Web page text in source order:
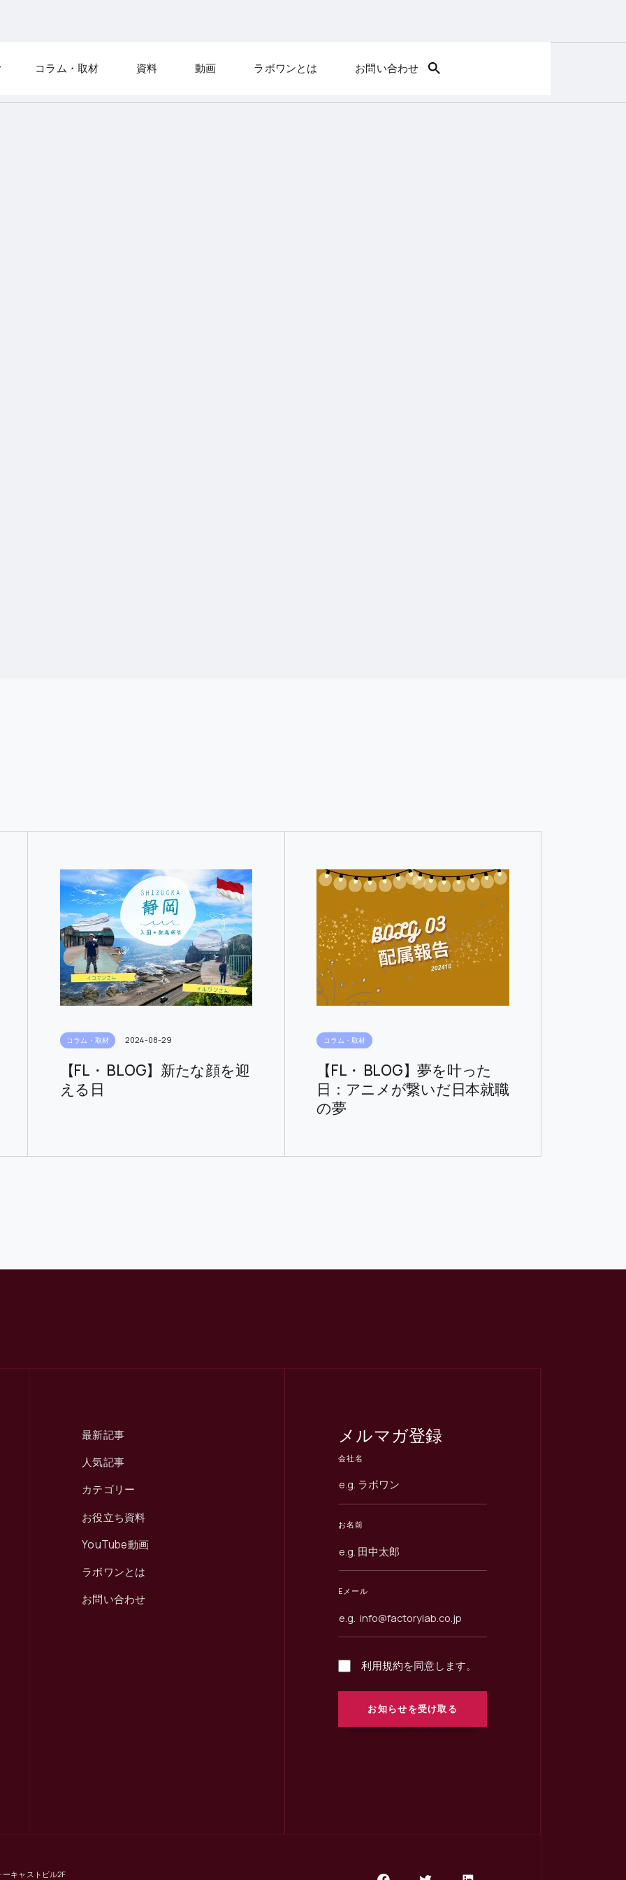
コラム・取材 資料 動画 ラボワンとは お問い合わせ
コラム・取材 2024-08-29
【FL・ BLOG】新たな顔を迎
える日
コラム・取材
【FL・ BLOG】夢を叶った
日：アニメが繋いだ日本就職
の夢
最新記事
人気記事
カテゴリー
お役立ち資料
YouTube動画
ラボワンとは
お問い合わせ
メルマガ登録
会社名
お名前
Eメール
利用規約を同意します。
キャストビル2F